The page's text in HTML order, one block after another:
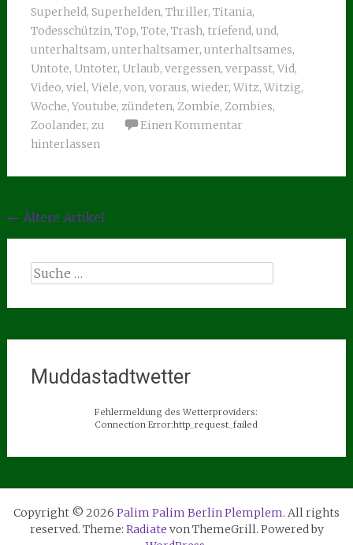
Superheld, Superhelden, Thriller, Titania,
Todesschützin, Top, Tote, Trash, triefend, und,
unterhaltsam, unterhaltsamer, unterhaltsames,
Untote, Untoter, Urlaub, vergessen, verpasst, Vid,
Video, viel, Viele, von, voraus, wieder, Witz, Witzig,
Woche, Youtube, zündeten, Zombie, Zombies,
Zoolander, zu
Einen Kommentar
hinterlassen
Beitragsnavigation
← Ältere Artikel
Suche
Muddastadtwetter
Fehlermeldung des Wetterproviders:
Connection Error:http_request_failed
Copyright © 2026 Palim Palim Berlin Plemplem. All rights
reserved. Theme: Radiate von ThemeGrill. Powered by